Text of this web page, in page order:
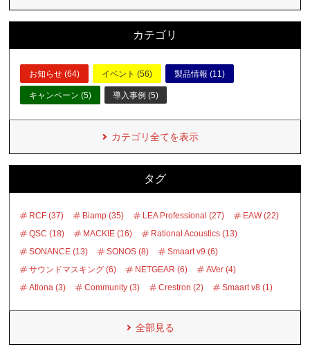
カテゴリ
お知らせ (64) イベント (56) 製品情報 (11)
キャンペーン (5) 導入事例 (5)
カテゴリ全てを表示
タグ
RCF (37) Biamp (35) LEA Professional (27)
EAW (22)
QSC (18)
MACKIE (16)
Rational Acoustics (13)
SONANCE (13)
SONOS (8)
Smaart v9 (6)
サウンドマスキング (6)
NETGEAR (6)
AVer (4)
Atlona (3)
Community (3) Crestron (2) Smaart v8 (1)
全部見る